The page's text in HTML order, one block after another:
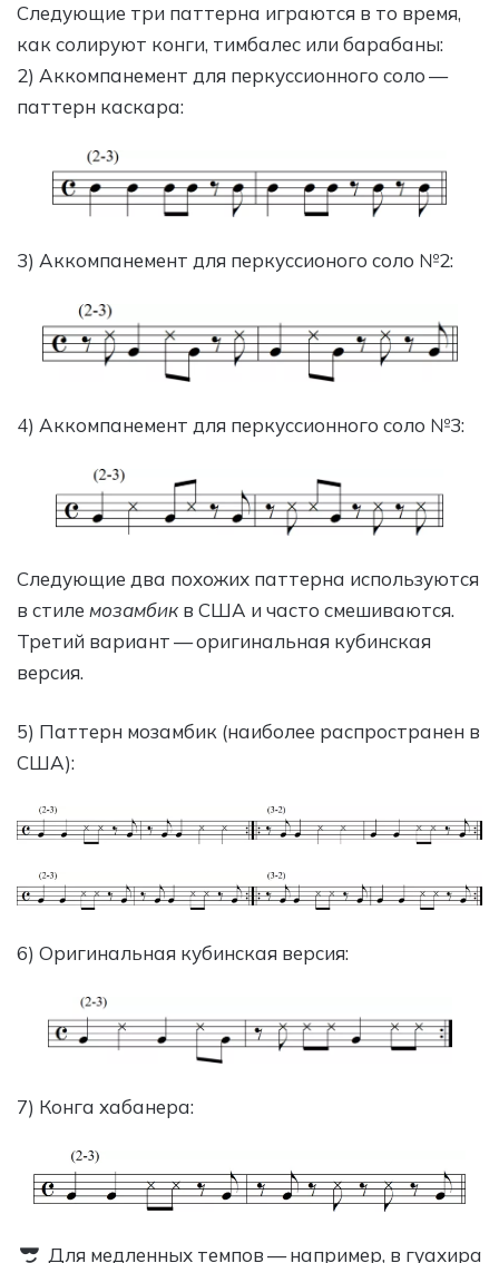
Следующие три паттерна играются в то время,
как солируют конги, тимбалес или барабаны:
2) Аккомпанемент для перкуссионного соло —
паттерн каскара:
3) Аккомпанемент для перкуссионого соло №2:
4) Аккомпанемент для перкуссионного соло №3:
Следующие два похожих паттерна используются
в стиле мозамбик в США и часто смешиваются.
Третий вариант — оригинальная кубинская
версия.
5) Паттерн мозамбик (наиболее распространен в
США):
6) Оригинальная кубинская версия:
7) Конга хабанера:
Для медленных темпов — например, в гуахира